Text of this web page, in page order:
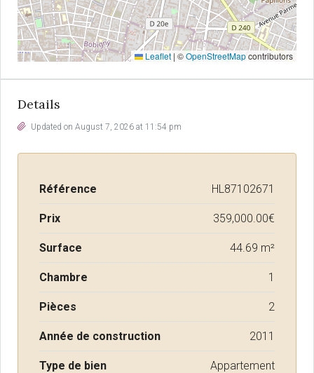
Leaflet | ©OpenStreetMapcontributors
Details
Updated on August 7, 2026 at 11:54 pm
Référence HL87102671
Prix 359,000.00€
Surface 44.69 m²
Chambre 1
Pièces 2
Année de construction 2011
Type de bien Appartement